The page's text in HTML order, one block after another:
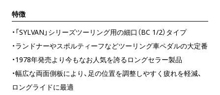
特徴
・「SYLVAN」シリーズツーリング用の細口（BC 1/2）タイプ
・ランドナーやスポルティーフなどツーリング車ペダルの大定番
・1978年発売より今もなお人気を誇るロングセラー製品
・幅広な両面側板により、足の位置を調整しやすく疲れを軽減、
ロングライドに最適